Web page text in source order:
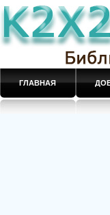
ГЛАВНАЯ